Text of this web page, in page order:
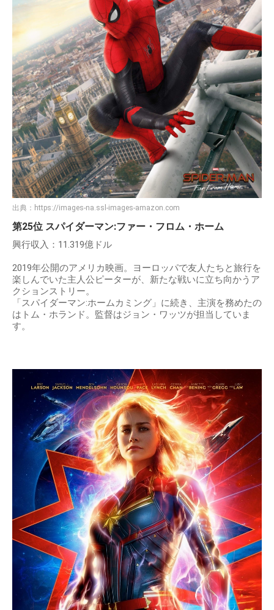
出典： https://images-na.ssl-images-amazon.com
第25位 スパイダーマン:ファー・フロム・ホーム
興行収入：11.319億ドル
2019年公開のアメリカ映画。ヨーロッパで友人たちと旅行を
楽しんでいた主人公ピーターが、新たな戦いに立ち向かうア
クションストリー。
「スパイダーマン:ホームカミング」に続き、主演を務めたの
はトム・ホランド。監督はジョン・ワッツが担当していま
す。